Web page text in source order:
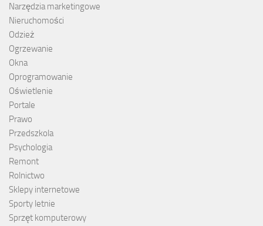
Narzędzia marketingowe
Nieruchomości
Odzież
Ogrzewanie
Okna
Oprogramowanie
Oświetlenie
Portale
Prawo
Przedszkola
Psychologia
Remont
Rolnictwo
Sklepy internetowe
Sporty letnie
Sprzęt komputerowy